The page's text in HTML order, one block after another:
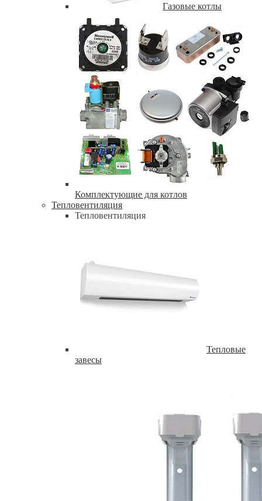
Газовые котлы
Комплектующие для котлов
Тепловентиляция
Тепловентиляция
Тепловые
завесы